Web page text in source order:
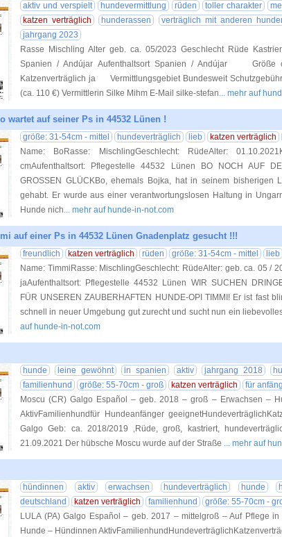
aktiv und verspielt hundevermittlung rüden toller charakter
katzen verträglich
hunderassen verträglich mit anderen
jahrgang 2023
Rasse Mischling Alter geb. ca. 05/2023 Geschlecht Rüde
Spanien / Andújar Aufenthaltsort Spanien / Andújar Größe
Katzenverträglich ja Vermittlungsgebiet Bundesweit
(ca. 110 €) Vermittlerin Silke Mihm E-Mail silke-stefan... mehr auf
wartet auf seiner Ps in 44532 Lünen !
größe: 31-54cm - mittel hundeverträglich lieb katzen verträglich
Name: BoRasse: MischlingGeschlecht: RüdeAlter:
cmAufenthaltsort: Pflegestelle 44532 Lünen BO NOCH AUF
GROSSEN GLÜCKBo, ehemals Bojka, hat in seinem bisherigen
gehabt. Er wurde aus einer verantwortungslosen Haltung in
Hunde nich... mehr auf hunde-in-not.com
auf einer Ps in 44532 Lünen Gnadenplatz gesucht !!!
freundlich katzen verträglich rüden größe: 31-54cm - mittel lieb
Name: TimmiRasse: MischlingGeschlecht: RüdeAlter: geb. ca. 05 /
jaAufenthaltsort: Pflegestelle 44532 Lünen WIR SUCHEN
FÜR UNSEREN ZAUBERHAFTEN HUNDE-OPI TIMMI! Er ist fast
schnell in neuer Umgebung gut zurecht und sucht nun ein
auf hunde-in-not.com
hunde leine gewöhnt in spanien aktiv jahrgang 2018
familienhund
größe: 55-70cm - groß katzen verträglich für
Moscu (CR) Galgo Español – geb. 2018 – groß – Erwachsen –
AktivFamilienhundfür Hundeanfänger
Galgo Geb: ca. 2018/2019 ‚Rüde, groß, kastriert,
21.09.2021 Der hübsche Moscu wurde auf der Straße ... mehr auf
hündinnen aktiv erwachsen hundeverträglich hunde
deutschland
katzen verträglich familienhund größe: 55-70cm -
LULA (PA) Galgo Español – geb. 2017 – mittelgroß – Auf Pflege
Hunde – Hündinnen